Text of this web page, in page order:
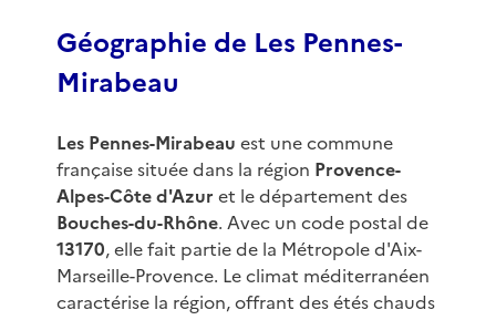
Géographie de Les Pennes-
Mirabeau
Les Pennes-Mirabeau est une commune
française située dans la région Provence-
Alpes-Côte d'Azur et le département des
Bouches-du-Rhône. Avec un code postal de
13170, elle fait partie de la Métropole d'Aix-
Marseille-Provence. Le climat méditerranéen
caractérise la région, offrant des étés chauds